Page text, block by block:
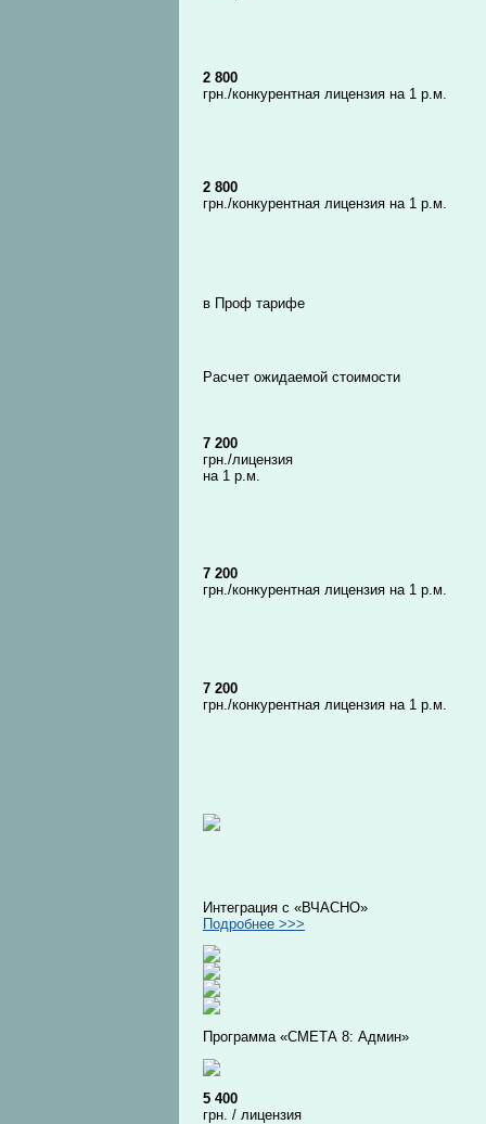
2 800
грн./конкурентная лицензия на 1 р.м.
2 800
грн./конкурентная лицензия на 1 р.м.
в Проф тарифе
Расчет ожидаемой стоимости
7 200
грн./лицензия
на 1 р.м.
7 200
грн./конкурентная лицензия на 1 р.м.
7 200
грн./конкурентная лицензия на 1 р.м.
Интеграция с «ВЧАСНО»
Подробнее >>>
Программа «СМЕТА 8: Админ»
5 400
грн. / лицензия